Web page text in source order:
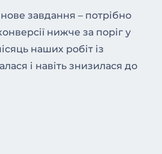
завдання – потрібно
нижче за поріг у
наших робіт із
і навіть знизилася до